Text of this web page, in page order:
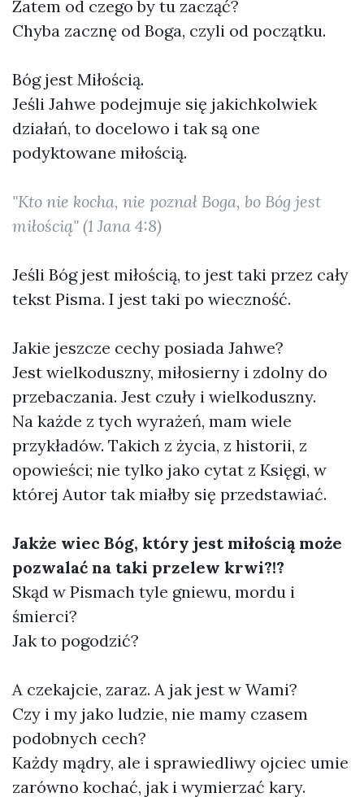
Zatem od czego by tu zacząć?
Chyba zacznę od Boga, czyli od początku.
Bóg jest Miłością.
Jeśli Jahwe podejmuje się jakichkolwiek
działań, to docelowo i tak są one
podyktowane miłością.
"Kto nie kocha, nie poznał Boga, bo Bóg jest
miłością" (1 Jana 4:8)
Jeśli Bóg jest miłością, to jest taki przez cały
tekst Pisma. I jest taki po wieczność.
Jakie jeszcze cechy posiada Jahwe?
Jest wielkoduszny, miłosierny i zdolny do
przebaczania. Jest czuły i wielkoduszny.
Na każde z tych wyrażeń, mam wiele
przykładów. Takich z życia, z historii, z
opowieści; nie tylko jako cytat z Księgi, w
której Autor tak miałby się przedstawiać.
Jakże wiec Bóg, który jest miłością może
pozwalać na taki przelew krwi?!?
Skąd w Pismach tyle gniewu, mordu i
śmierci?
Jak to pogodzić?
A czekajcie, zaraz. A jak jest w Wami?
Czy i my jako ludzie, nie mamy czasem
podobnych cech?
Każdy mądry, ale i sprawiedliwy ojciec umie
zarówno kochać, jak i wymierzać kary.